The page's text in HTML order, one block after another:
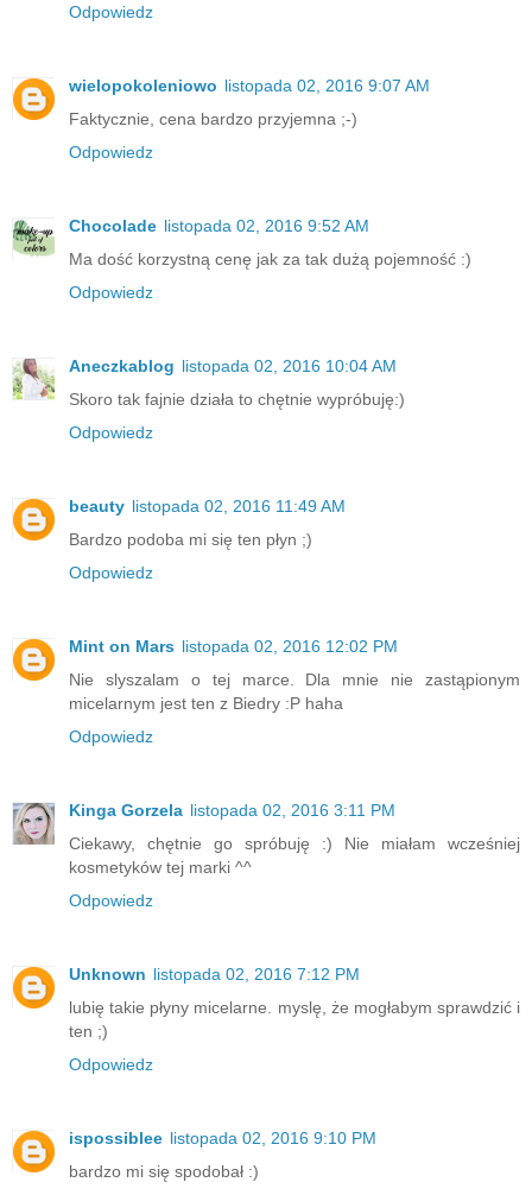
Odpowiedz
wielopokoleniowo listopada 02, 2016 9:07 AM
Faktycznie, cena bardzo przyjemna ;-)
Odpowiedz
Chocolade listopada 02, 2016 9:52 AM
Ma dość korzystną cenę jak za tak dużą pojemność :)
Odpowiedz
Aneczkablog listopada 02, 2016 10:04 AM
Skoro tak fajnie działa to chętnie wypróbuję:)
Odpowiedz
beauty listopada 02, 2016 11:49 AM
Bardzo podoba mi się ten płyn ;)
Odpowiedz
Mint on Mars listopada 02, 2016 12:02 PM
Nie slyszalam o tej marce. Dla mnie nie zastąpionym
micelarnym jest ten z Biedry :P haha
Odpowiedz
Kinga Gorzela listopada 02, 2016 3:11 PM
Ciekawy, chętnie go spróbuję :) Nie miałam wcześniej
kosmetyków tej marki ^^
Odpowiedz
Unknown listopada 02, 2016 7:12 PM
lubię takie płyny micelarne. myslę, że mogłabym sprawdzić i
ten ;)
Odpowiedz
ispossiblee listopada 02, 2016 9:10 PM
bardzo mi się spodobał :)